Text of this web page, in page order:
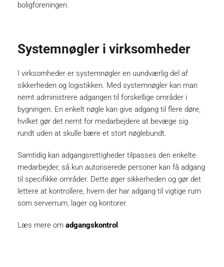
boligforeningen.
Systemnøgler i virksomheder
I virksomheder er systemnøgler en uundværlig del af
sikkerheden og logistikken. Med systemnøgler kan man
nemt administrere adgangen til forskellige områder i
bygningen. En enkelt nøgle kan give adgang til flere døre,
hvilket gør det nemt for medarbejdere at bevæge sig
rundt uden at skulle bære et stort nøglebundt.
Samtidig kan adgangsrettigheder tilpasses den enkelte
medarbejder, så kun autoriserede personer kan få adgang
til specifikke områder. Dette øger sikkerheden og gør det
lettere at kontrollere, hvem der har adgang til vigtige rum
som serverrum, lager og kontorer.
Læs mere om adgangskontrol